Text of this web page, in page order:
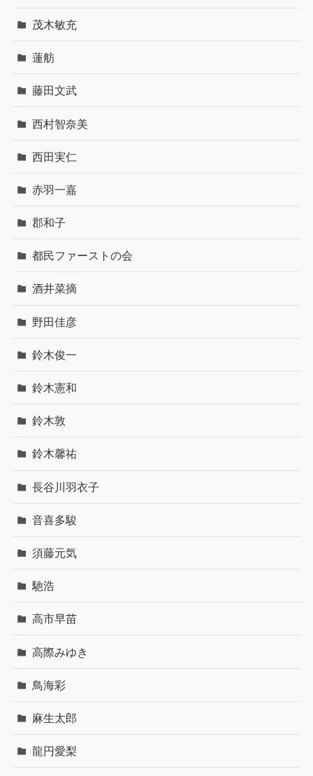
茂木敏充
蓮舫
藤田文武
西村智奈美
西田実仁
赤羽一嘉
郡和子
都民ファーストの会
酒井菜摘
野田佳彦
鈴木俊一
鈴木憲和
鈴木敦
鈴木馨祐
長谷川羽衣子
音喜多駿
須藤元気
馳浩
高市早苗
高際みゆき
鳥海彩
麻生太郎
龍円愛梨